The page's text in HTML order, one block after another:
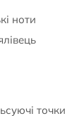
ноти
точки